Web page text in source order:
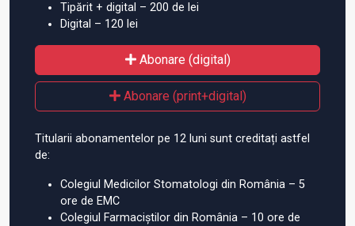
Tipărit + digital – 200 de lei
Digital – 120 lei
Abonare (digital)
Abonare (print+digital)
Titularii abonamentelor pe 12 luni sunt creditați astfel
de:
Colegiul Medicilor Stomatologi din România – 5
ore de EMC
Colegiul Farmaciștilor din România – 10 ore de